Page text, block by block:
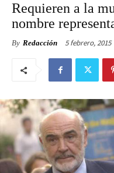
Requieren a la
nombre
By Redacción 5 febrero, 2015